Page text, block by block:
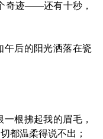
奇迹——还有十秒，
后的阳光洒落在瓷
根拂起我的眉毛，
都温柔得说不出；